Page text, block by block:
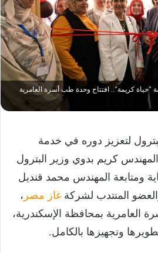
كريمة".. افتتاح وحدة طب أسرة العامرية
لتعزيز دوره في خدمة
كريم بدوي وزير البترول
ومتابعة المهندس محمد قنديل
المنتدب لشركة غاز مصر ،
العامرية بمحافظة الإسكندرية،
وتجهيزها بالكامل.